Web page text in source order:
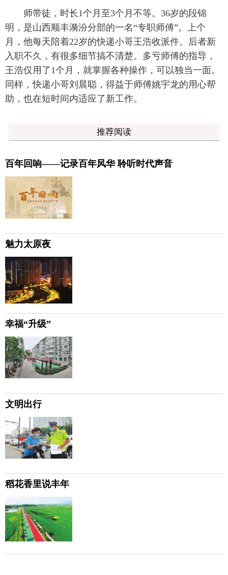
师带徒，时长1个月至3个月不等。36岁的段锦
明，是山西顺丰漪汾分部的一名“专职师傅”。上个
月，他每天陪着22岁的快递小哥王浩收派件。后者新
入职不久，有很多细节搞不清楚。多亏师傅的指导，
王浩仅用了1个月，就掌握各种操作，可以独当一面。
同样，快递小哥刘晨聪，得益于师傅姚宇龙的用心帮
助，也在短时间内适应了新工作。
推荐阅读
百年回响——记录百年风华 聆听时代声音
魅力太原夜
幸福“升级”
文明出行
稻花香里说丰年